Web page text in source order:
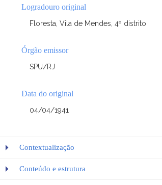
Logradouro original
Floresta, Vila de Mendes, 4º distrito
Órgão emissor
SPU/RJ
Data do original
04/04/1941
Contextualização
Conteúdo e estrutura